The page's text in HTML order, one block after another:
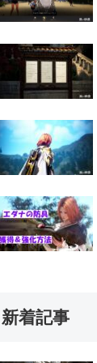
新着記事